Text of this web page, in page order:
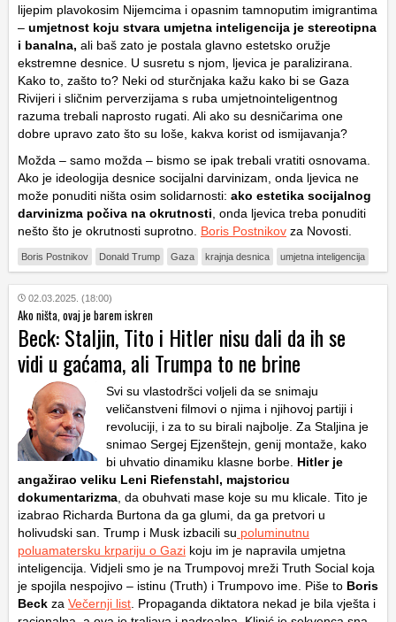
lijepim plavokosim Nijemcima i opasnim tamnoputim imigrantima
– umjetnost koju stvara umjetna inteligencija je stereotipna
i banalna, ali baš zato je postala glavno estetsko oružje
ekstremne desnice. U susretu s njom, ljevica je paralizirana.
Kako to, zašto to? Neki od sturčnjaka kažu kako bi se Gaza
Rivijeri i sličnim perverzijama s ruba umjetnointeligentnog
razuma trebali naprosto rugati. Ali ako su desničarima one
dobre upravo zato što su loše, kakva korist od ismijavanja?
Možda – samo možda – bismo se ipak trebali vratiti osnovama.
Ako je ideologija desnice socijalni darvinizam, onda ljevica ne
može ponuditi ništa osim solidarnosti: ako estetika socijalnog
darvinizma počiva na okrutnosti , onda ljevica treba ponuditi
nešto što je okrutnosti suprotno. Boris Postnikov za Novosti.
Boris Postnikov Donald Trump Gaza krajnja desnica umjetna inteligencija
02.03.2025. (18:00)
Ako ništa, ovaj je barem iskren
Beck: Staljin, Tito i Hitler nisu dali da ih se
vidi u gaćama, ali Trumpa to ne brine
Svi su vlastodršci voljeli da se snimaju
veličanstveni filmovi o njima i njihovoj partiji i
revoluciji, i za to su birali najbolje. Za Staljina je
snimao Sergej Ejzenštejn, genij montaže, kako
bi uhvatio dinamiku klasne borbe. Hitler je
angažirao veliku Leni Riefenstahl, majstoricu
dokumentarizma , da obuhvati mase koje su mu klicale. Tito je
izabrao Richarda Burtona da ga glumi, da ga pretvori u
holivudski san. Trump i Musk izbacili su poluminutnu
poluamatersku krpariju o Gazi koju im je napravila umjetna
inteligencija. Vidjeli smo je na Trumpovoj mreži Truth Social koja
je spojila nespojivo – istinu (Truth) i Trumpovo ime. Piše to Boris
Beck za Večernji list . Propaganda diktatora nekad je bila vješta i